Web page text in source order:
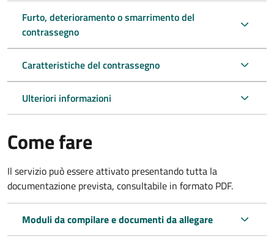
Furto, deterioramento o smarrimento del
contrassegno
Caratteristiche del contrassegno
Ulteriori informazioni
Come fare
Il servizio può essere attivato presentando tutta la
documentazione prevista, consultabile in formato PDF.
Moduli da compilare e documenti da allegare